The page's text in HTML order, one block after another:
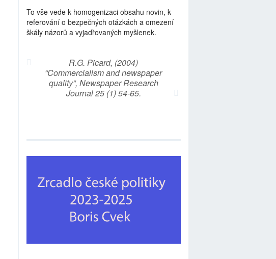
To vše vede k homogenizaci obsahu novin, k
referování o bezpečných otázkách a omezení
škály názorů a vyjadřovaných myšlenek.
R.G. Picard, (2004)
“Commercialism and newspaper
quality”, Newspaper Research
Journal 25 (1) 54-65.